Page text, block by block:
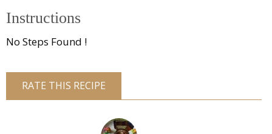
Instructions
No Steps Found !
RATE THIS RECIPE